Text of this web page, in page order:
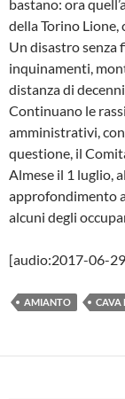
bastano: ora
della Torino Lione,
Un disastro senza
inquinamenti,
distanza di
Continuano le
amministrativi,
questione, il
Almese il 1 luglio,
approfondimento
alcuni degli
[audio:2017-06-
AMIANTO CAVA